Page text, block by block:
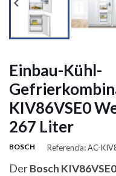
Einbau-Kühl-
KIV86VSE0
267 Liter
BOSCH Referencia: AC-
DerBosch